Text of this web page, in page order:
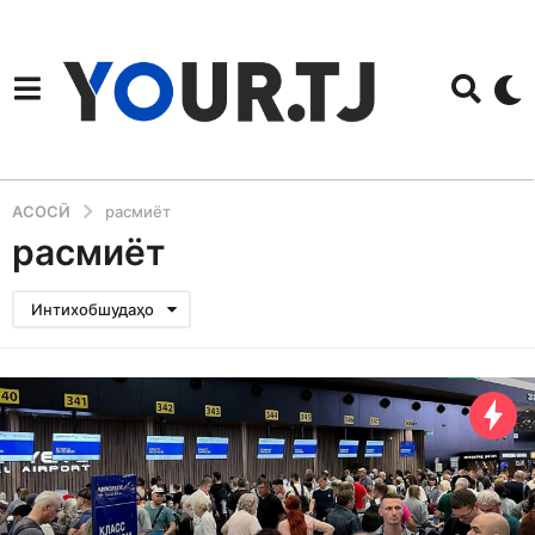
АСОСӢ расмиёт
расмиёт
Интихобшудаҳо